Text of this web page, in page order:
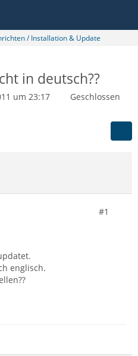
/ Installation & Update
in deutsch??
um 23:17
Geschlossen
#1
englisch.